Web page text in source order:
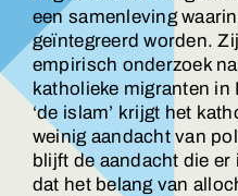
een samenleving
geïntegreerd worden.
empirisch onderzoek
katholieke migranten
‘de islam’ krijgt het
weinig aandacht van
blijft de aandacht die
dat het belang van